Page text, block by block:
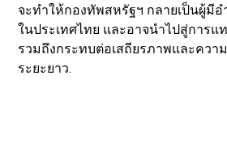
จะทำให้กองทัพสหรัฐฯ กลายเป็นผู้มี
ในประเทศไทย และอาจนำไปสู่การแ
รวมถึงกระทบต่อเสถียรภาพและคว
ระยะยาว.